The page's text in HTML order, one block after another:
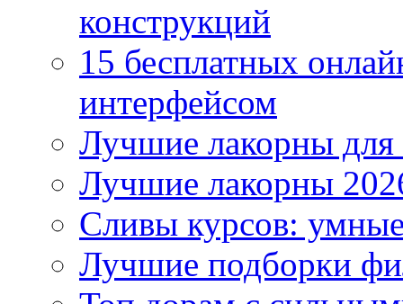
конструкций
15 бесплатных
интерфейсом
Лучшие лакорны для
Лучшие лакорны
Сливы курсов:
Лучшие подборки